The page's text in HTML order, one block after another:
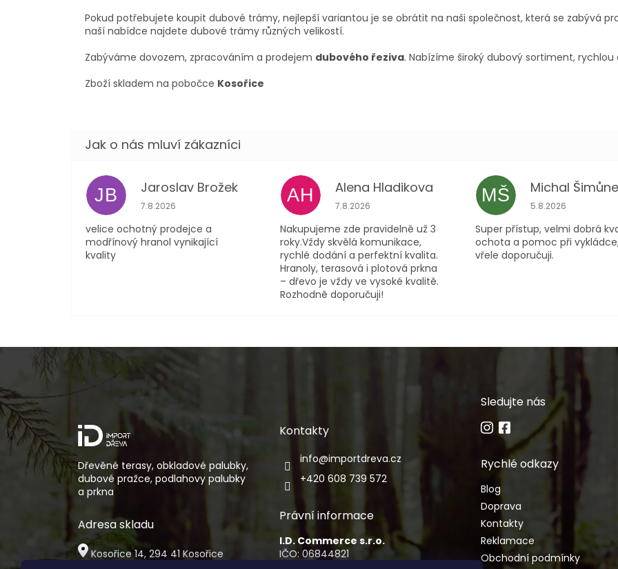
Pokud potřebujete koupit dubové trámy, nejlepší variantou je se obrátit na naši společnost, která se zabývá
naší nabídce najdete dubové trámy různých velikostí.
Zabýváme dovozem, zpracováním a prodejem dubového řeziva. Nabízíme široký dubový sortiment,
Zboží skladem na pobočce Kosořice
JB Jaroslav Brožek
Hodnocení obchodu je 5 z 5 hvězdiček.
7.8.2026
velice ochotný prodejce a
modřínový hranol vynikající
kvality
AH Alena Hladikova
Hodnocení obchodu je 5 z 5 hvězdiček.
7.8.2026
Nakupujeme zde pravidelně už 3
roky.Vždy skvělá komunikace,
rychlé dodání a perfektní kvalita.
Hranoly, terasová i plotová prkna
– dřevo je vždy ve vysoké kvalitě.
Rozhodně doporučuji!
MŠ Michal
Hodnocení
5.8.2026
Super přístup, velmi dobrá
ochota a pomoc při
vřele doporučuji.
Z
p
a
t
Dřevěné terasy, obkladové palubky,
dubové pražce, podlahovy palubky
a prkna
Adresa skladu
Kosořice 14, 294 41 Kosořice
Kontakty
info@importdreva.cz
+420 608 739 572
Právní informace
I.D. Commerce s.r.o.
IČO: 06844821
Sledujte nás
Rychlé odkazy
Blog
Doprava
Kontakty
Reklamace
Obchodní podmínky